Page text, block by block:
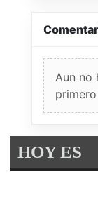
Aun no
HOY ES